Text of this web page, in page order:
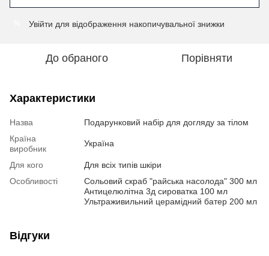
Увійти для відображення накопичувальної знижки
До обраного Порівняти
Характеристики
Назва
Подарунковий набір для догляду за тілом
Країна
виробник
Україна
Для кого
Для всіх типів шкіри
Особливості
Сольовий скраб "райська насолода" 300 мл
Антицелюлітна 3д сироватка 100 мл
Ультраживильний церамідний батер 200 мл
Відгуки